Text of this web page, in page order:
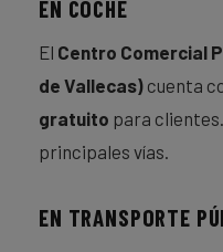
EN COCHE
El Centro Comercial
de Vallecas) cuenta
gratuito para
principales vías.
EN TRANSPORTE